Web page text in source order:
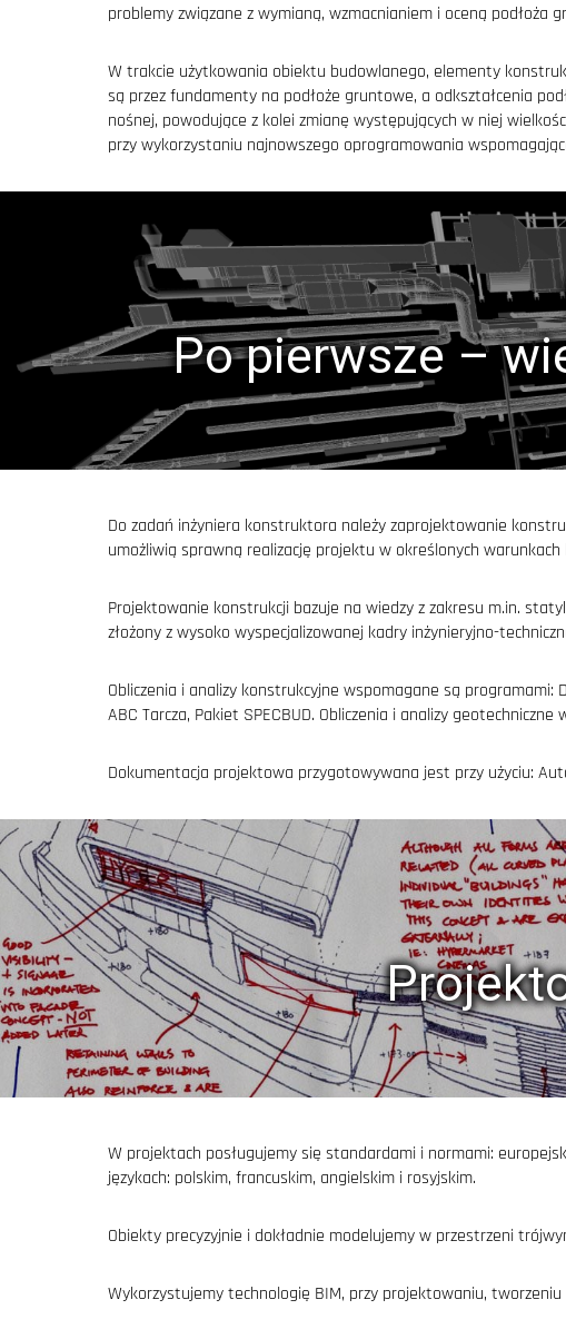
problemy związane z wymianą, wzmacnianiem i oceną podłoża
W trakcie użytkowania obiektu budowlanego, elementy
są przez fundamenty na podłoże gruntowe, a odkształcenia
nośnej, powodujące z kolei zmianę występujących w niej
przy wykorzystaniu najnowszego oprogramowania
Po pierwsze –
Do zadań inżyniera konstruktora należy zaprojektowanie
umożliwią sprawną realizację projektu w określonych warunkach
Projektowanie konstrukcji bazuje na wiedzy z zakresu m.in.
złożony z wysoko wyspecjalizowanej kadry inżynieryjno-
Obliczenia i analizy konstrukcyjne wspomagane są programami:
ABC Tarcza, Pakiet SPECBUD. Obliczenia i analizy geotechniczne
Dokumentacja projektowa przygotowywana jest przy użyciu:
W projektach posługujemy się standardami i normami:
językach: polskim, francuskim, angielskim i rosyjskim.
Obiekty precyzyjnie i dokładnie modelujemy w przestrzeni
Wykorzystujemy technologię BIM, przy projektowaniu,